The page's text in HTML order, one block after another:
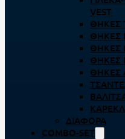
VEST
ΘΉΚΕΣ
ΘΉΚΕΣ
ΘΉΚΕΣ
ΘΉΚΕΣ
ΘΉΚΕΣ
ΔΙΆΦΟΡΑ
COMBO-SET